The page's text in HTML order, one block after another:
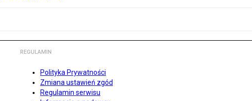
REGULAMIN
Polityka Prywatności
Zmiana ustawień zgód
Regulamin serwisu